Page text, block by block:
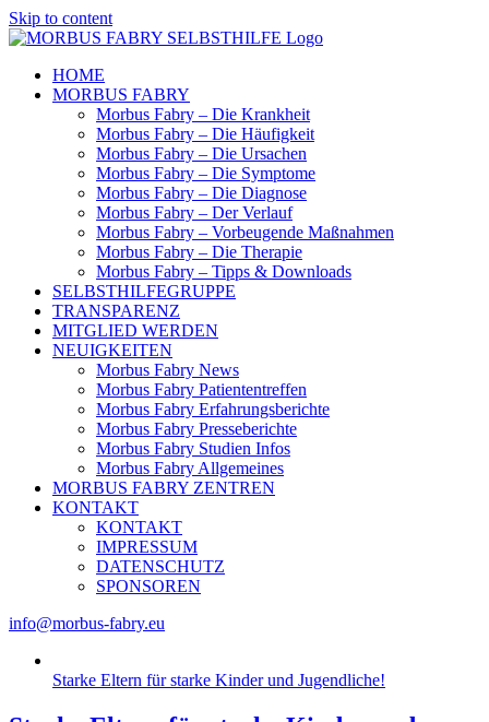
Skip to content
HOME
MORBUS FABRY
Morbus Fabry – Die Krankheit
Morbus Fabry – Die Häufigkeit
Morbus Fabry – Die Ursachen
Morbus Fabry – Die Symptome
Morbus Fabry – Die Diagnose
Morbus Fabry – Der Verlauf
Morbus Fabry – Vorbeugende Maßnahmen
Morbus Fabry – Die Therapie
Morbus Fabry – Tipps & Downloads
SELBSTHILFEGRUPPE
TRANSPARENZ
MITGLIED WERDEN
NEUIGKEITEN
Morbus Fabry News
Morbus Fabry Patiententreffen
Morbus Fabry Erfahrungsberichte
Morbus Fabry Presseberichte
Morbus Fabry Studien Infos
Morbus Fabry Allgemeines
MORBUS FABRY ZENTREN
KONTAKT
KONTAKT
IMPRESSUM
DATENSCHUTZ
SPONSOREN
info@morbus-fabry.eu
Starke Eltern für starke Kinder und Jugendliche!